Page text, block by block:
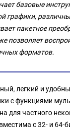
базовые
графики,
пакетное
позволяет
форматов.
легкий и
с функциями
для частного
с 32- и 64-